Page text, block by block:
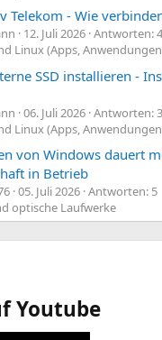
Telekom - Wie
12. Juli 2026 Antworten: 4
Linux (Apps,
SSD installieren -
06. Juli 2026 Antworten: 3
Linux (Apps,
von Windows dauert
in Betrieb
05. Juli 2026 Antworten: 5
optische Laufwerke
Youtube